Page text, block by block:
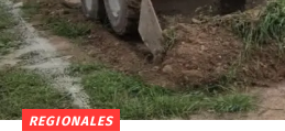
REGIONALES